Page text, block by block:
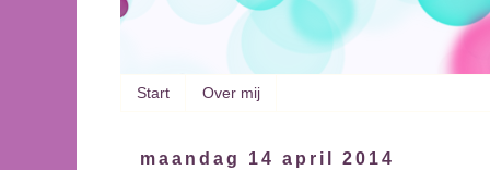
Start Over mij
maandag 14 april 2014